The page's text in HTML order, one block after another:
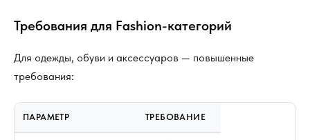
Требования для Fashion-категорий
Для одежды, обуви и аксессуаров — повышенные
требования:
ПАРАМЕТР ТРЕБОВАНИЕ